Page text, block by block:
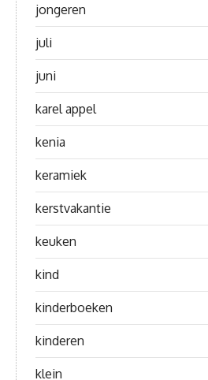
jongeren
juli
juni
karel appel
kenia
keramiek
kerstvakantie
keuken
kind
kinderboeken
kinderen
klein